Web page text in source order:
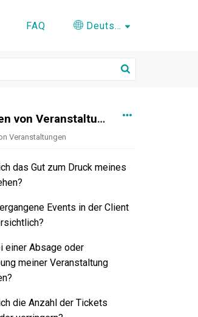
FAQ Deutsch
Verwalten von Veranstaltungen
Veranstaltungen
das Gut zum Druck meines
Events in der Client
einer Absage oder
meiner Veranstaltung
die Anzahl der Tickets